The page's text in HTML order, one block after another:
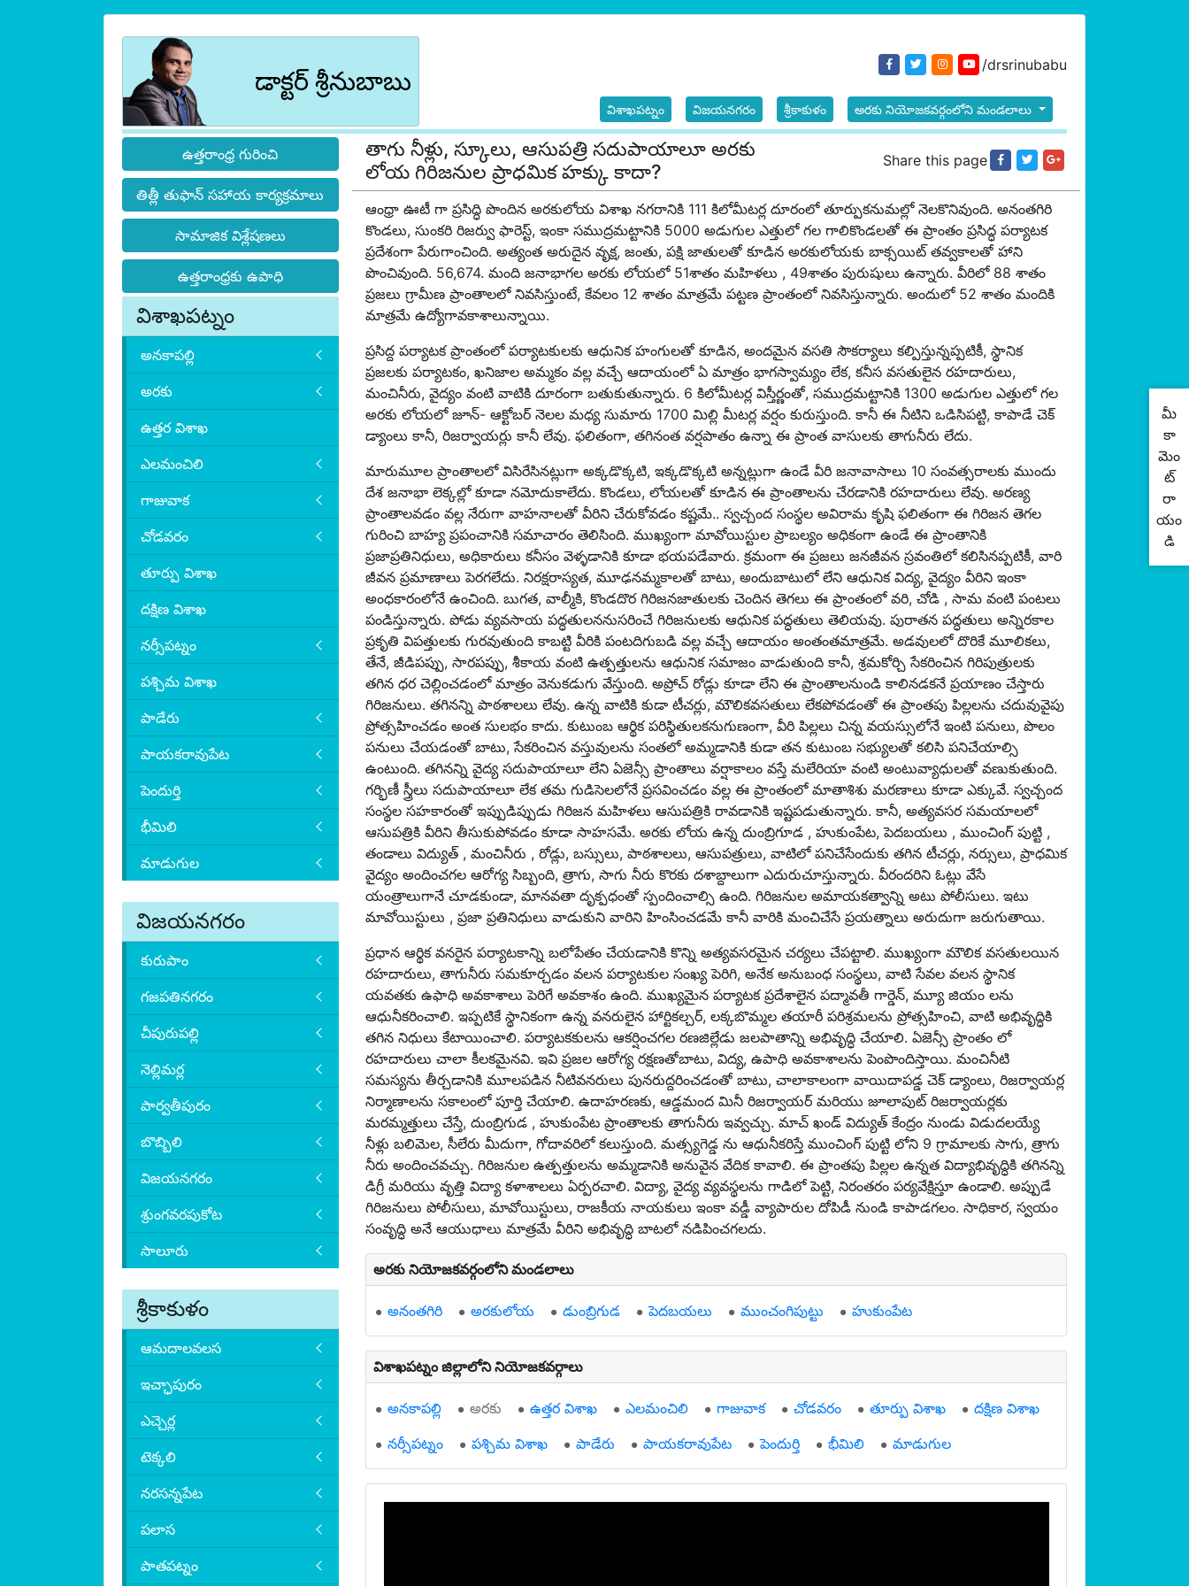
డాక్టర్ శ్రీనుబాబు
/drsrinubabu
విశాఖపట్నం విజయనగరం శ్రీకాకుళం అరకు నియోజకవర్గంలోని మండలాలు
ఉత్తరాంధ్ర గురించి
తిత్లీ తుఫాన్ సహాయ కార్యక్రమాలు
సామాజిక విశ్లేషణలు
ఉత్తరాంధ్రకు ఉపాధి
విశాఖపట్నం
అనకాపల్లి
అరకు
ఉత్తర విశాఖ
ఎలమంచిలి
గాజువాక
చోడవరం
తూర్పు విశాఖ
దక్షిణ విశాఖ
నర్సీపట్నం
పశ్చిమ విశాఖ
పాడేరు
పాయకరావుపేట
పెందుర్తి
భీమిలి
మాడుగుల
విజయనగరం
కురుపాం
గజపతినగరం
చీపురుపల్లి
నెల్లిమర్ల
పార్వతీపురం
బొబ్బిలి
విజయనగరం
శ్రుంగవరపుకోట
సాలూరు
శ్రీకాకుళం
ఆమదాలవలస
ఇచ్ఛాపురం
ఎచ్చెర్ల
టెక్కలి
నరసన్నపేట
పలాస
పాతపట్నం
తాగు నీళ్లు, స్కూలు, ఆసుపత్రి సదుపాయాలూ అరకు
లోయ గిరిజనుల ప్రాధమిక హక్కు కాదా?
Share this page
ఆంధ్రా ఊటీ గా ప్రసిద్ధి పొందిన అరకులోయ విశాఖ నగరానికి 111 కిలోమీటర్ల దూరంలో తూర్పుకనుమల్లో నెలకొనివుంది. అనంతగిరి
కొండలు, సుంకరి రిజర్వు ఫారెస్ట్, ఇంకా సముద్రమట్టానికి 5000 అడుగుల ఎత్తులో గల గాలికొండలతో ఈ ప్రాంతం ప్రసిద్ధ పర్యాటక
ప్రదేశంగా పేరుగాంచింది. అత్యంత అరుదైన వృక్ష, జంతు, పక్షి జాతులతో కూడిన అరకులోయకు బాక్సయిట్ తవ్వకాలతో హాని
పొంచివుంది. 56,674. మంది జనాభాగల అరకు లోయలో 51శాతం మహిళలు , 49శాతం పురుషులు ఉన్నారు. వీరిలో 88 శాతం
ప్రజలు గ్రామీణ ప్రాంతాలలో నివసిస్తుంటే, కేవలం 12 శాతం మాత్రమే పట్టణ ప్రాంతంలో నివసిస్తున్నారు. అందులో 52 శాతం మందికి
మాత్రమే ఉద్యోగావకాశాలున్నాయి.
ప్రసిద్ద పర్యాటక ప్రాంతంలో పర్యాటకులకు ఆధునిక హంగులతో కూడిన, అందమైన వసతి సౌకర్యాలు కల్పిస్తున్నప్పటికీ, స్థానిక
ప్రజలకు పర్యాటకం, ఖనిజాల అమ్మకం వల్ల వచ్చే ఆదాయంలో ఏ మాత్రం భాగస్వామ్యం లేక, కనీస వసతులైన రహదారులు,
మంచినీరు, వైద్యం వంటి వాటికి దూరంగా బతుకుతున్నారు. 6 కిలోమీటర్ల విస్తీర్ణంతో, సముద్రమట్టానికి 1300 అడుగుల ఎత్తులో గల
అరకు లోయలో జూన్- ఆక్టోబర్ నెలల మధ్య సుమారు 1700 మిల్లి మీటర్ల వర్షం కురుస్తుంది. కానీ ఈ నీటిని ఒడిసిపట్టి, కాపాడే చెక్
డ్యాంలు కానీ, రిజర్వాయర్లు కానీ లేవు. ఫలితంగా, తగినంత వర్షపాతం ఉన్నా ఈ ప్రాంత వాసులకు తాగునీరు లేదు.
మారుమూల ప్రాంతాలలో విసిరేసినట్లుగా అక్కడొక్కటి, ఇక్కడొక్కటి అన్నట్లుగా ఉండే వీరి జనావాసాలు 10 సంవత్సరాలకు ముందు
దేశ జనాభా లెక్కల్లో కూడా నమోదుకాలేదు. కొండలు, లోయలతో కూడిన ఈ ప్రాంతాలను చేరడానికి రహదారులు లేవు. అరణ్య
ప్రాంతాలవడం వల్ల నేరుగా వాహనాలతో వీరిని చేరుకోవడం కష్టమే.. స్వచ్చంద సంస్థల అవిరామ కృషి ఫలితంగా ఈ గిరిజన తెగల
గురించి బాహ్య ప్రపంచానికి సమాచారం తెలిసింది. ముఖ్యంగా మావోయిస్టుల ప్రాబల్యం అధికంగా ఉండే ఈ ప్రాంతానికి
ప్రజాప్రతినిధులు, అధికారులు కనీసం వెళ్ళడానికి కూడా భయపడేవారు. క్రమంగా ఈ ప్రజలు జనజీవన స్రవంతిలో కలిసినప్పటికీ, వారి
జీవన ప్రమాణాలు పెరగలేదు. నిరక్షరాస్యత, మూఢనమ్మకాలతో బాటు, అందుబాటులో లేని ఆధునిక విద్య, వైద్యం వీరిని ఇంకా
అంధకారంలోనే ఉంచింది. బుగత, వాల్మీకి, కొండదొర గిరిజనజాతులకు చెందిన తెగలు ఈ ప్రాంతంలో వరి, చోడి , సామ వంటి పంటలు
పండిస్తున్నారు. పోడు వ్యవసాయ పద్ధతులననుసరించే గిరిజనులకు ఆధునిక పద్ధతులు తెలియవు. పురాతన పద్ధతులు అన్నిరకాల
ప్రకృతి విపత్తులకు గురవుతుంది కాబట్టి వీరికి పంటదిగుబడి వల్ల వచ్చే ఆదాయం అంతంతమాత్రమే. అడవులలో దొరికే మూలికలు,
తేనే, జీడిపప్పు, సారపప్పు, శీకాయ వంటి ఉత్పత్తులను ఆధునిక సమాజం వాడుతుంది కానీ, శ్రమకోర్చి సేకరించిన గిరిపుత్రులకు
తగిన ధర చెల్లించడంలో మాత్రం వెనుకడుగు వేస్తుంది. అప్రోచ్ రోడ్లు కూడా లేని ఈ ప్రాంతాలనుండి కాలినడకనే ప్రయాణం చేస్తారు
గిరిజనులు. తగినన్ని పాఠశాలలు లేవు. ఉన్న వాటికి కుడా టీచర్లు, మౌలికవసతులు లేకపోవడంతో ఈ ప్రాంతపు పిల్లలను చదువువైపు
ప్రోత్సహించడం అంత సులభం కాదు. కుటుంబ ఆర్థిక పరిస్థితులకనుగుణంగా, వీరి పిల్లలు చిన్న వయస్సులోనే ఇంటి పనులు, పొలం
పనులు చేయడంతో బాటు, సేకరించిన వస్తువులను సంతలో అమ్మడానికి కుడా తన కుటుంబ సభ్యులతో కలిసి పనిచేయాల్సి
ఉంటుంది. తగినన్ని వైద్య సదుపాయాలూ లేని ఏజెన్సీ ప్రాంతాలు వర్షాకాలం వస్తే మలేరియా వంటి అంటువ్యాధులతో వణుకుతుంది.
గర్భిణీ స్త్రీలు సదుపాయాలూ లేక తమ గుడిసెలలోనే ప్రసవించడం వల్ల ఈ ప్రాంతంలో మాతాశిశు మరణాలు కూడా ఎక్కువే. స్వచ్చంద
సంస్థల సహకారంతో ఇప్పుడిప్పుడు గిరిజన మహిళలు ఆసుపత్రికి రావడానికి ఇష్టపడుతున్నారు. కానీ, అత్యవసర సమయాలలో
ఆసుపత్రికి వీరిని తీసుకుపోవడం కూడా సాహసమే. అరకు లోయ ఉన్న దుంబ్రిగూడ , హుకుంపేట, పెదబయలు , ముంచింగ్ పుట్టి ,
తండాలు విద్యుత్ , మంచినీరు , రోడ్లు, బస్సులు, పాఠశాలలు, ఆసుపత్రులు, వాటిలో పనిచేసేందుకు తగిన టీచర్లు, నర్సులు, ప్రాధమిక
వైద్యం అందించగల ఆరోగ్య సిబ్బంది, త్రాగు, సాగు నీరు కొరకు దశాబ్దాలుగా ఎదురుచూస్తున్నారు. వీరందరిని ఓట్లు వేసే
యంత్రాలుగానే చూడకుండా, మానవతా దృక్పధంతో స్పందించాల్సి ఉంది. గిరిజనుల అమాయకత్వాన్ని అటు పోలీసులు. ఇటు
మావోయిస్టులు , ప్రజా ప్రతినిధులు వాడుకుని వారిని హింసించడమే కానీ వారికి మంచిచేసే ప్రయత్నాలు అరుదుగా జరుగుతాయి.
ప్రధాన ఆర్థిక వనరైన పర్యాటకాన్ని బలోపేతం చేయడానికి కొన్ని అత్యవసరమైన చర్యలు చేపట్టాలి. ముఖ్యంగా మౌలిక వసతులయిన
రహదారులు, తాగునీరు సమకూర్చడం వలన పర్యాటకుల సంఖ్య పెరిగి, అనేక అనుబంధ సంస్థలు, వాటి సేవల వలన స్థానిక
యవతకు ఉఫాధి అవకాశాలు పెరిగే అవకాశం ఉంది. ముఖ్యమైన పర్యాటక ప్రదేశాలైన పద్మావతీ గార్డెన్, మ్యూ జియం లను
ఆధునీకరించాలి. ఇప్పటికే స్థానికంగా ఉన్న వనరులైన హార్టికల్చర్, లక్కబొమ్మల తయారీ పరిశ్రమలను ప్రోత్సహించి, వాటి అభివృద్ధికి
తగిన నిధులు కేటాయించాలి. పర్యాటకకులను ఆకర్షించగల రణజిల్లేడు జలపాతాన్ని అభివృద్ధి చేయాలి. ఏజెన్సీ ప్రాంతం లో
రహదారులు చాలా కీలకమైనవి. ఇవి ప్రజల ఆరోగ్య రక్షణతోబాటు, విద్య, ఉపాధి అవకాశాలను పెంపొందిస్తాయి. మంచినీటి
సమస్యను తీర్చడానికి మూలపడిన నీటివనరులు పునరుద్దరించడంతో బాటు, చాలాకాలంగా వాయిదాపడ్డ చెక్ డ్యాంలు, రిజర్వాయర్ల
నిర్మాణాలను సకాలంలో పూర్తి చేయాలి. ఉదాహరణకు, ఆడ్డమంద మినీ రిజర్వాయర్ మరియు జూలాపుట్ రిజర్వాయర్లకు
మరమ్మత్తులు చేస్తే, దుంబ్రిగుడ , హుకుంపేట ప్రాంతాలకు తాగునీరు ఇవ్వచ్చు. మాచ్ ఖండ్ విద్యుత్ కేంద్రం నుండు విడుదలయ్యే
నీళ్లు బలిమెల, సీలేరు మీదుగా, గోదావరిలో కలుస్తుంది. మత్స్యగెడ్డ ను ఆధునీకరిస్తే ముంచింగ్ పుట్టి లోని 9 గ్రామాలకు సాగు, త్రాగు
నీరు అందించవచ్చు. గిరిజనుల ఉత్పత్తులను అమ్మడానికి అనువైన వేదిక కావాలి. ఈ ప్రాంతపు పిల్లల ఉన్నత విద్యాభివృద్ధికి తగినన్ని
డిగ్రీ మరియు వృత్తి విద్యా కళాశాలలు ఏర్పరచాలి. విద్యా, వైద్య వ్యవస్థలను గాడిలో పెట్టి, నిరంతరం పర్యవేక్షిస్తూ ఉండాలి. అప్పుడే
గిరిజనులు పోలీసులు, మావోయిస్టులు, రాజకీయ నాయకులు ఇంకా వడ్డీ వ్యాపారుల దోపిడీ నుండి కాపాడగలం. సాధికార, స్వయం
సంవృద్ధి అనే ఆయుధాలు మాత్రమే వీరిని అభివృద్ధి బాటలో నడిపించగలదు.
అరకు నియోజకవర్గంలోని మండలాలు
అనంతగిరి అరకులోయ డుంబ్రిగుడ పెదబయలు ముంచంగిపుట్టు హుకుంపేట
విశాఖపట్నం జిల్లాలోని నియోజకవర్గాలు
అనకాపల్లి అరకు ఉత్తర విశాఖ ఎలమంచిలి గాజువాక చోడవరం తూర్పు విశాఖ
దక్షిణ విశాఖ
నర్సీపట్నం
పశ్చిమ విశాఖ పాడేరు పాయకరావుపేట పెందుర్తి భీమిలి మాడుగుల
మీ
కా
మెం
ట్
రా
యం
డి